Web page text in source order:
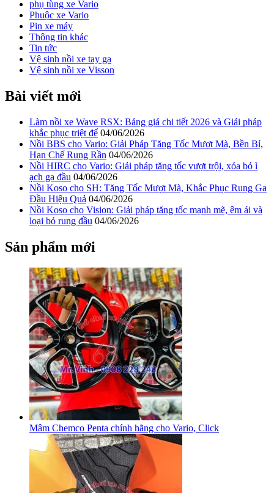
phụ tùng xe Vario
Phuộc xe Vario
Pin xe máy
Thông tin khác
Tin tức
Vệ sinh nồi xe tay ga
Vệ sinh nồi xe Visson
Bài viết mới
Làm nồi xe Wave RSX: Bảng giá chi tiết 2026 và Giải pháp
khắc phục triệt để 04/06/2026
Nồi BBS cho Vario: Giải Pháp Tăng Tốc Mượt Mà, Bền Bỉ,
Hạn Chế Rung Rần 04/06/2026
Nồi HIRC cho Vario: Giải pháp tăng tốc vượt trội, xóa bỏ ì
ạch ga đầu 04/06/2026
Nồi Koso cho SH: Tăng Tốc Mượt Mà, Khắc Phục Rung Ga
Đầu Hiệu Quả 04/06/2026
Nồi Koso cho Vision: Giải pháp tăng tốc mạnh mẽ, êm ái và
loại bỏ rung đầu 04/06/2026
Sản phẩm mới
Mâm Chemco Penta chính hãng cho Vario, Click